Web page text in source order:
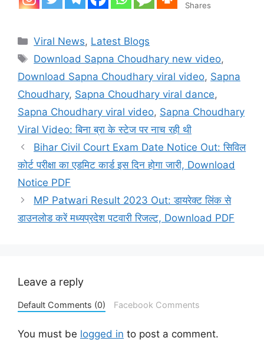
Shares
Categories
Viral News, Latest Blogs
Tags
Download Sapna Choudhary new video,
Download Sapna Choudhary viral video, Sapna
Choudhary, Sapna Choudhary viral dance,
Sapna Choudhary viral video, Sapna Choudhary
Viral Video: बिना ब्रा के स्टेज पर नाच रही थी
Bihar Civil Court Exam Date Notice Out: सिविल
कोर्ट परीक्षा का एडमिट कार्ड इस दिन होगा जारी, Download
Notice PDF
MP Patwari Result 2023 Out: डायरेक्ट लिंक से
डाउनलोड करें मध्यप्रदेश पटवारी रिजल्ट, Download PDF
Leave a reply
Default Comments (0) Facebook Comments
You must be logged in to post a comment.